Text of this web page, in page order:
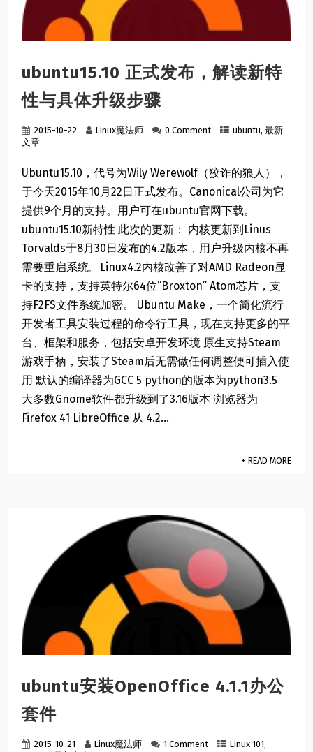
ubuntu15.10 正式发布，解读新特
性与具体升级步骤
2015-10-22 Linux魔法师 0 Comment ubuntu,最新
文章
Ubuntu15.10，代号为Wily Werewolf（狡诈的狼人），
于今天2015年10月22日正式发布。Canonical公司为它
提供9个月的支持。用户可在ubuntu官网下载。
ubuntu15.10新特性 此次的更新： 内核更新到Linus
Torvalds于8月30日发布的4.2版本，用户升级内核不再
需要重启系统。Linux4.2内核改善了对AMD Radeon显
卡的支持，支持英特尔64位”Broxton” Atom芯片，支
持F2FS文件系统加密。 Ubuntu Make，一个简化流行
开发者工具安装过程的命令行工具，现在支持更多的平
台、框架和服务，包括安卓开发环境 原生支持Steam
游戏手柄，安装了Steam后无需做任何调整便可插入使
用 默认的编译器为GCC 5 python的版本为python3.5
大多数Gnome软件都升级到了3.16版本 浏览器为
Firefox 41 LibreOffice 从 4.2...
+ READ MORE
ubuntu安装OpenOffice 4.1.1办公
套件
2015-10-21 Linux魔法师 1 Comment Linux 101,